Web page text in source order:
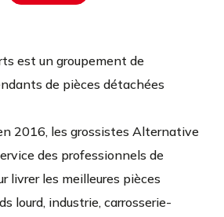
est un groupement de
de pièces détachées
2016, les grossistes Alternative
des professionnels de
livrer les meilleures pièces
lourd, industrie, carrosserie-